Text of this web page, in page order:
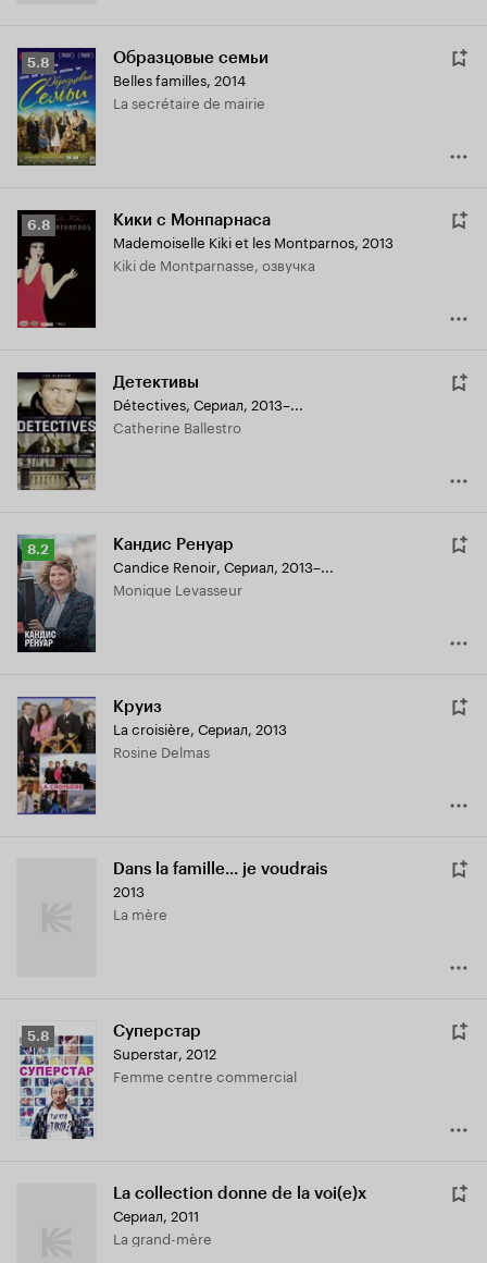
Рейтинг
Кинопоиска
5.8
5.8 Образцовые семьи
Belles familles, 2014
La secrétaire de mairie
Рейтинг
Кинопоиска
6.8
6.8 Кики с Монпарнаса
Mademoiselle Kiki et les Montparnos, 2013
Kiki de Montparnasse, озвучка
Детективы
Détectives, Сериал, 2013–...
Catherine Ballestro
Рейтинг
Кинопоиска
8.2
8.2 Кандис Ренуар
Candice Renoir, Сериал, 2013–...
Monique Levasseur
Круиз
La croisière, Сериал, 2013
Rosine Delmas
Dans la famille... je voudrais
2013
La mère
Рейтинг
Кинопоиска
5.8
5.8 Суперстар
Superstar, 2012
Femme centre commercial
La collection donne de la voi(e)x
Сериал, 2011
La grand-mère